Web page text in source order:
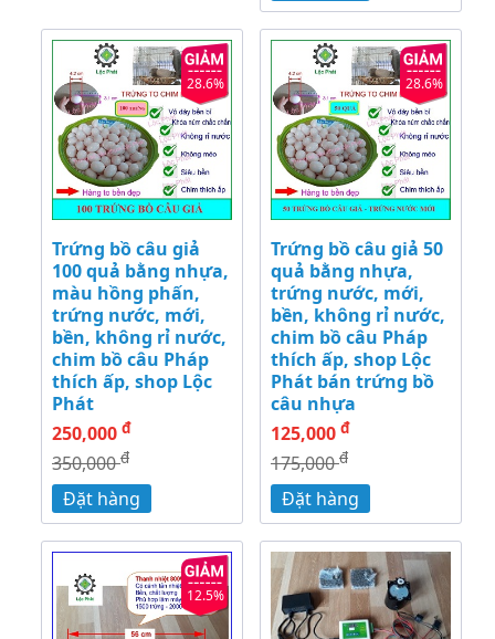
28.6%
Trứng bồ câu giả
100 quả bằng nhựa,
màu hồng phấn,
trứng nước, mới,
bền, không rỉ nước,
chim bồ câu Pháp
thích ấp, shop Lộc
Phát
250,000 đ
350,000đ
Đặt hàng
28.6%
Trứng bồ câu giả 50
quả bằng nhựa,
trứng nước, mới,
bền, không rỉ nước,
chim bồ câu Pháp
thích ấp, shop Lộc
Phát bán trứng bồ
câu nhựa
125,000 đ
175,000đ
Đặt hàng
12.5%